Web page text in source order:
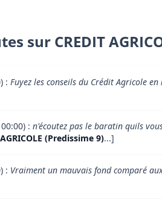
sur CREDIT
: Fuyez les conseils du Crédit Agricole
: n'écoutez pas le baratin quils
(Predissime 9)...]
: Vraiment un mauvais fond comparé